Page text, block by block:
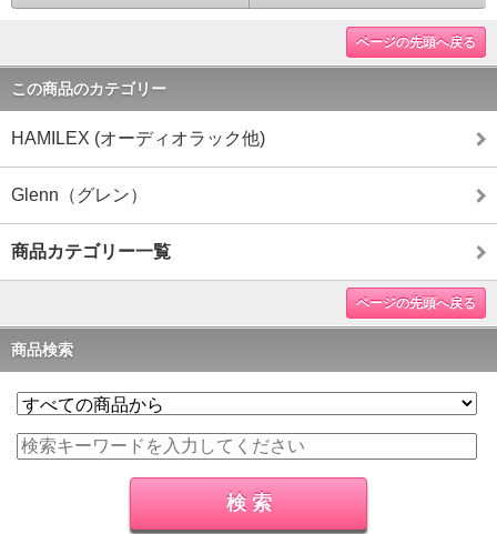
ページの先頭へ戻る
この商品のカテゴリー
HAMILEX (オーディオラック他)
Glenn（グレン）
商品カテゴリー一覧
ページの先頭へ戻る
商品検索